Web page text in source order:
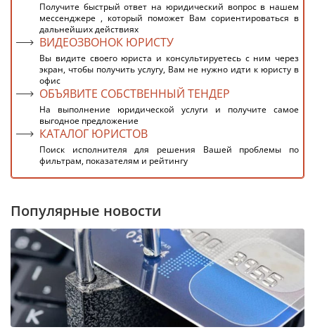
Получите быстрый ответ на юридический вопрос в нашем
мессенджере , который поможет Вам сориентироваться в
дальнейших действиях
ВИДЕОЗВОНОК ЮРИСТУ
Вы видите своего юриста и консультируетесь с ним через
экран, чтобы получить услугу, Вам не нужно идти к юристу в
офис
ОБЪЯВИТЕ СОБСТВЕННЫЙ ТЕНДЕР
На выполнение юридической услуги и получите самое
выгодное предложение
КАТАЛОГ ЮРИСТОВ
Поиск исполнителя для решения Вашей проблемы по
фильтрам, показателям и рейтингу
Популярные новости